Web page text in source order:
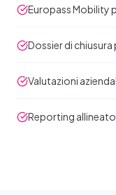
Europass Mobility
Dossier di
Valutazioni
Reporting allineato